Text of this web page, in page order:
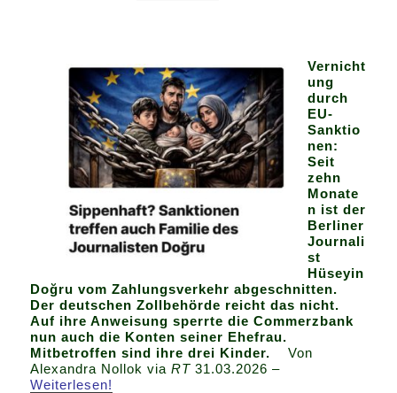
Vernicht
ung
durch
EU-
Sanktio
nen:
Seit
zehn
Monate
n ist der
Berliner
Journali
st
Hüseyin
Doğru vom Zahlungsverkehr abgeschnitten.
Der deutschen Zollbehörde reicht das nicht.
Auf ihre Anweisung sperrte die Commerzbank
nun auch die Konten seiner Ehefrau.
Mitbetroffen sind ihre drei Kinder.Von
Alexandra Nollok viaRT 31.03.2026 –
Weiterlesen!